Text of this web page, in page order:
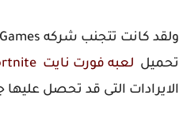
تحميل لعبه فورت نايت Fortnite
الايرادات التى قد تحصل